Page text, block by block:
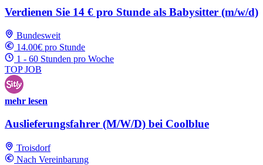
Verdienen Sie 14 € pro Stunde als Babysitter (m/w/d)
Bundesweit
14.00€ pro Stunde
1 - 60 Stunden pro Woche
TOP JOB
mehr lesen
Auslieferungsfahrer (M/W/D) bei Coolblue
Troisdorf
Nach Vereinbarung